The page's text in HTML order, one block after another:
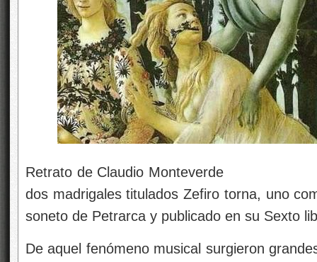
Retrato de Claudio
dos madrigales titulados Zefiro torna, uno
soneto de Petrarca y publicado en su Sexto
De aquel fenómeno musical surgieron